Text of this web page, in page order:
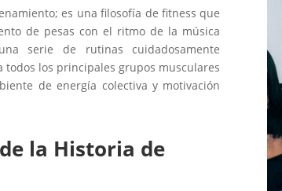
es una filosofía de fitness que
de pesas con el ritmo de la música
serie de rutinas cuidadosamente
todos los principales grupos musculares
de energía colectiva y motivación
la Historia de